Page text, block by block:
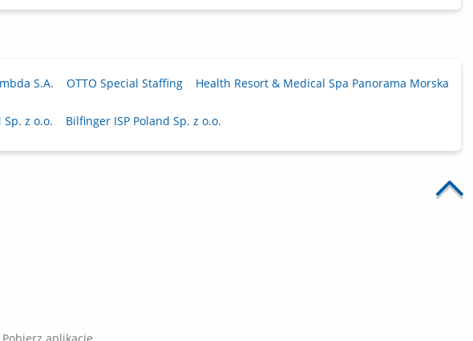
S.A. OTTO Special Staffing Health Resort & Medical Spa Panorama Morska
Sp. z o.o. Bilfinger ISP Poland Sp. z o.o.